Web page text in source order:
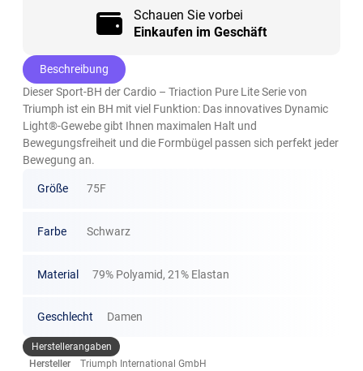
Schauen Sie vorbei
Einkaufen im Geschäft
Beschreibung
Dieser Sport-BH der Cardio – Triaction Pure Lite Serie von
Triumph ist ein BH mit viel Funktion: Das innovatives Dynamic
Light®-Gewebe gibt Ihnen maximalen Halt und
Bewegungsfreiheit und die Formbügel passen sich perfekt jeder
Bewegung an.
Größe 75F
Farbe Schwarz
Material 79% Polyamid, 21% Elastan
Geschlecht Damen
Herstellerangaben
Hersteller
Triumph International GmbH